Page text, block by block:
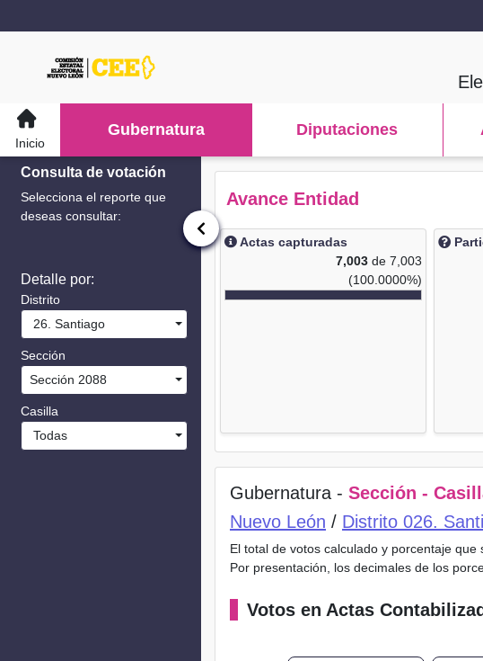
Inicio
Gubernatura Diputaciones
Consulta de votación
Selecciona el reporte que
deseas consultar:
Detalle por:
Distrito
26. Santiago
Sección
Sección 2088
Casilla
Todas
Avance Entidad
Actas capturadas
7,003 de 7,003
(100.0000%)
Gubernatura - Sección -
Nuevo León / Distrito 026.
El total de votos calculado y porcentaje
Por presentación, los decimales de los
Votos en Actas